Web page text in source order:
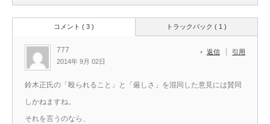
トラックバック ( 1 )
コメント ( 3 )
777
2014年 9月 02日
返信 引用
鈴木正氏の「殴られること」と「厳しさ」を混同した意見には賛同
しかねますね。
それを言うのなら、